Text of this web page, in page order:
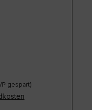
gespart)